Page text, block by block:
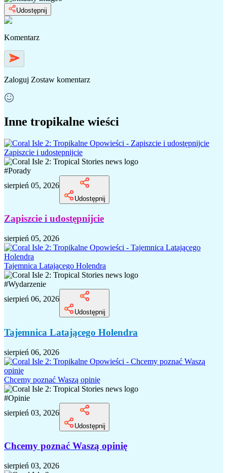
Udostępnij
Komentarz
Zaloguj Zostaw komentarz
Inne tropikalne wieści
Zapiszcie i udostępnijcie
#Porady
sierpień 05, 2026
Udostępnij
Zapiszcie i udostępnijcie
sierpień 05, 2026
Tajemnica Latającego Holendra
#Wydarzenie
sierpień 06, 2026
Udostępnij
Tajemnica Latającego Holendra
sierpień 06, 2026
Chcemy poznać Waszą opinię
#Opinie
sierpień 03, 2026
Udostępnij
Chcemy poznać Waszą opinię
sierpień 03, 2026